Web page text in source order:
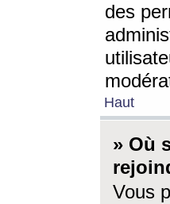
des
Haut
» Où
Vous